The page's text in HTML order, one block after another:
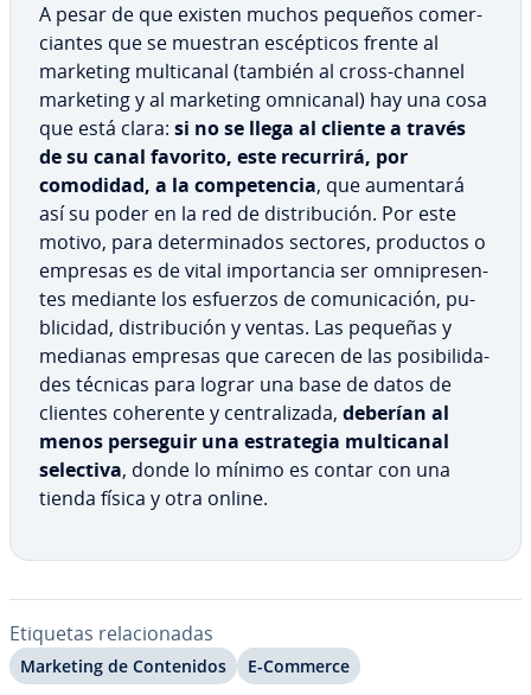
A pesar de que existen muchos pequeños co­me­r­
cia­n­tes que se muestran es­cé­p­ti­cos frente al
marketing mu­l­ti­ca­nal (también al cross-channel
marketing y al marketing omnicanal) hay una cosa
que está clara: si no se llega al cliente a través
de su canal favorito, este recurrirá, por
comodidad, a la co­m­pe­te­n­cia, que aumentará
así su poder en la red de di­s­tri­bu­ción. Por este
motivo, para de­te­r­mi­na­dos sectores, productos o
empresas es de vital im­po­r­ta­n­cia ser om­ni­pre­se­n­
tes mediante los esfuerzos de co­mu­ni­ca­ción, pu­
bli­ci­dad, di­s­tri­bu­ción y ventas. Las pequeñas y
medianas empresas que carecen de las po­si­bi­li­da­
des técnicas para lograr una base de datos de
clientes coherente y ce­n­tra­li­za­da, deberían al
menos perseguir una es­tra­te­gia mu­l­ti­ca­nal
selectiva, donde lo mínimo es contar con una
tienda física y otra online.
Etiquetas re­la­cio­na­das
Marketing de Co­n­te­ni­dos E-Commerce